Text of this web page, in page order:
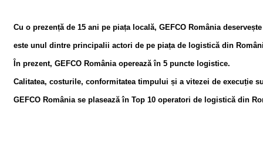
Cu o prezență de 15 ani pe piața locală, GEFCO România
este unul dintre principalii actori de pe piața de logistică din
În prezent, GEFCO România operează în 5 puncte logistice.
Calitatea, costurile, conformitatea timpului și a vitezei de execuție
GEFCO România se plasează în Top 10 operatori de logistică din